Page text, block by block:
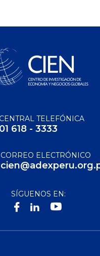
CENTRAL TELEFÓNICA
01 618 - 3333
CORREO ELECTRÓNICO
SÍGUENOS EN: